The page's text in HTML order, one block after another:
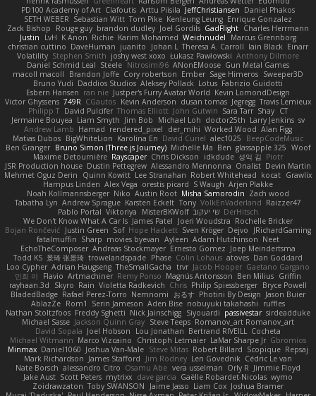
PD100 Academy of Art Clafoutis Arttu Piisila JeffChristiansen Daniel Phakos
SETH WEBER Sebastian Witt Tom Pike Kenleung Leung Enrique Gonzalez
Zack Bishop
Rouge guy brandon dudley Joel Gordils GadFlight Charles Herrmann
Justin
LvH K Anon Richie Karim Mohamed Weichnudel
Marcus Grennborg
christian cuttino DaveHuman juanito Johan L Theresa A. Carroll Iain Black Einarr
Volatility Stephen Smith joshy west xoxo Łukasz Pawłowski Anthony Dilmore
Daniel Schmid Leal Steele Nitrosimi96 ANonEMoose Gun Metal Games
macoll macoll
Brandon Joffe Cory robertson Ember Sage Himeros Sweeper3D
Bruno Yudi Daddios Studios Aleksey Pollack Lotus Fabrizio Guidotti
Esbern Hansen ran nie Justper's Furry Avatar World Kevin LomondDesign
Victor Ghyssens 749R CGautos Kevin Anderson dusan tomas Jegregg Travis Lemieux
Philipp T David Pulcifer Thomas Elliott John Gutwin Sara Tarr Shay CT
Jermaine Bouyea Liam Smyth Jim Bob Michael Loh doctor25th Larry Jenkins sv
Andrew Lamb Hamad rendered_pixel der_mihi Worked Wood Alan Figg
Matias Dubos BigWhiteLion Karolina En David Curiel alec1025
BeepCodeMusic
Ben Granger Bruno Simon (Three.js Journey) Michelle Ma Ben glassapple 325 Woof
Maxime Detournière Rayscaper Chris Dickson idkdude 성익 김 Piotr
JSR Production house Dustin Pettegrew Alessandro Mennonna Onalist Devin Martin
Mehmet Oguz Derin
Quinn Kowitt Lee Stranahan Robert Whitehead kocat Grawlix
Hampus Linden Alex Vega orestis picard S Waugh Arjen Plakke
Noah Kollmannsberger Niko Austin Root Misha Samorodin Zach wood
Tabatha Lyn Andrew Sprague Karsten Eckelt Tony VolkEnVaderland Raizzer47
Pablo Portal Viktoriya MisterBKWolf שי יעקוב DerHitsch
We Don't Know What A Car Is James Patel Joeri Woudstra Rochelle Bricker
Bojan Rončević Justin Green Sof Hope Hackett Sven Kröger Dejvo
JRichardGaming
fatalmuffin Sharp movies byevan Ayleen Adam Hutchinson Neet
EchoTheComposer Andreas Stockmayer Ernesto Gomez Joep Meindertsma
Todd KS 景琦 张景琦 trowelandspade Phase Colin Lohaus atoves Dan Goddard
Loo Cypher Adrian Haugseng TheSmallGacha trvr Jacob Hooper Gaetano Gargano
민희 이
Flavio Artmachiner Remy Ponso Magnús Antonsson Ben Milius Griffin
rayhaan.3d
Skyro Rain Violetta Radkevich Chris Philip Spiessberger Bryce Powell
BladedBadge Rafael Perez-Torro Nemnomi おるす Photini By Design Jason Buier
AblazZe Rom1 Serin Jameson Aden Bise nobuyuki takahashi
ruffles
Nathan Stoltzfoos Freddy Sghetti Nick Jainschigg Siyouardi passivestar sirdeadduke
Michael Sasse Jackson Quinn Gray Steve Teeps Romanov_art Romanov_art
David Sopala Joel Hobson Lou Jonathan Bertrand RIVEILL Cocheta
Michael Witmann Marco Vizcaino Christoph Letmaier LaMar Sharpe Jr Gbromios
Minmax Daniel1060 Joshua Van-Male Steve Mitas Robert Billard Scopique Repsaj
Mark Richardson James Stafford Jim Rodney Len Govednik Cédric Le van
Nate Borsch alessandro Citro Osamu Abe vera usselman Orly R Jimmie Floyd
Jake Aust Scott Peters mytrixx dave garcia Gaëlle Robardet-Nicolas wymo
Zoidrawzaton Toby SWANSON Jaime Jasso Liam Cox Joshua Bramer